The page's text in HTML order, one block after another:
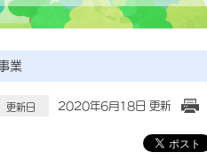
業
更新日 2020年6月18日 更新